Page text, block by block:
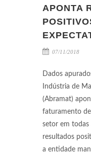
APONTA
07/11/2018
Dados
Indústria de
(Abramat)
faturamento
setor em todas
resultados
a entidade